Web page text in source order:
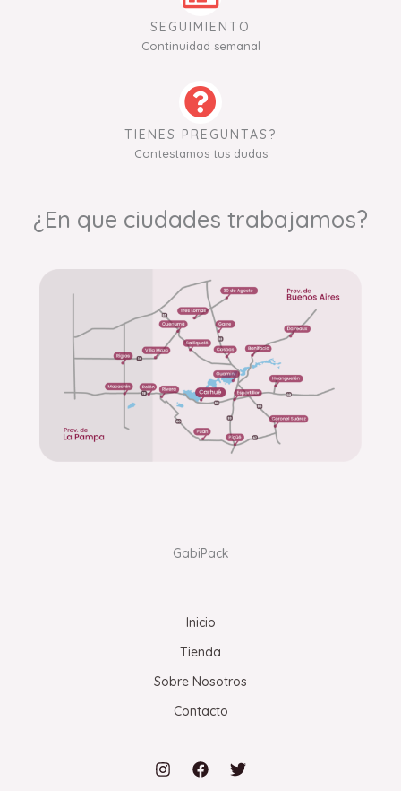
SEGUIMIENTO
Continuidad semanal
TIENES PREGUNTAS?
Contestamos tus dudas
¿En que ciudades trabajamos?
GabiPack
Inicio
Tienda
Sobre Nosotros
Contacto